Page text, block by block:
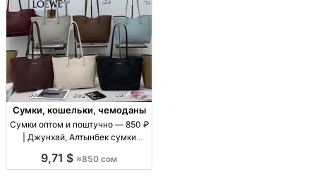
Сумки, кошельки, чемоданы
Сумки оптом и поштучно — 850 ₽
| Джунхай, Алтынбек сумки
по модели, повседневные, для
9,71 $ ≈850 сом